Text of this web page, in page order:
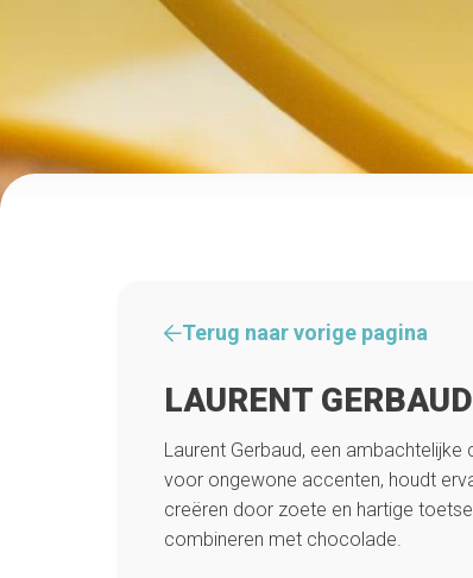
Terug naar vorige pagina
LAURENT GERBAUD
Laurent Gerbaud, een
voor ongewone accenten, houdt
creëren door zoete en hartige
combineren met chocolade.